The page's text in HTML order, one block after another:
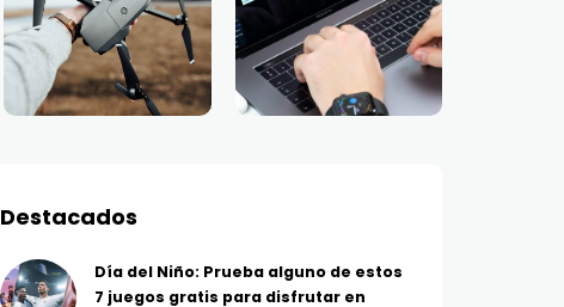
Destacados
Día del Niño: Prueba alguno de estos
7 juegos gratis para disfrutar en